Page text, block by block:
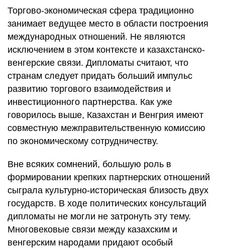
Торгово-экономическая сфера традиционно
занимает ведущее место в области построения
международных отношений. Не являются
исключением в этом контексте и казахстанско-
венгерские связи. Дипломаты считают, что
странам следует придать больший импульс
развитию торгового взаимодействия и
инвестиционного партнерства. Как уже
говорилось выше, Казахстан и Венгрия имеют
совместную межправительственную комиссию
по экономическому сотрудничеству.
Вне всяких сомнений, большую роль в
формировании крепких партнерских отношений
сыграла культурно-историческая близость двух
государств. В ходе политических консультаций
дипломаты не могли не затронуть эту тему.
Многовековые связи между казахским и
венгерским народами придают особый